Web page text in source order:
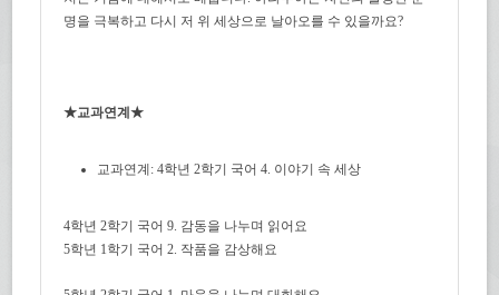
명을 극복하고 다시 저 위 세상으로 날아오를 수 있을까요?
★교과연계★
교과연계: 4학년 2학기 국어 4. 이야기 속 세상
4학년 2학기 국어 9. 감동을 나누며 읽어요
5학년 1학기 국어 2. 작품을 감상해요